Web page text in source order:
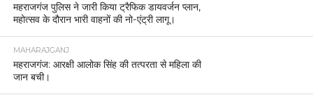
महराजगंज पुलिस ने जारी किया ट्रैफिक डायवर्जन प्लान,
महोत्सव के दौरान भारी वाहनों की नो-एंट्री लागू।
MAHARAJGANJ
महराजगंज: आरक्षी आलोक सिंह की तत्परता से महिला की
जान बची।